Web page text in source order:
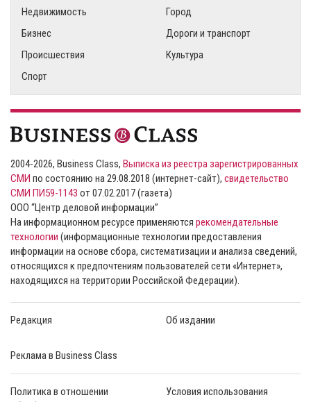
Недвижимость
Город
Бизнес
Дороги и транспорт
Происшествия
Культура
Спорт
2004-2026, Business Class, Выписка из реестра зарегистрированных
СМИ по состоянию на 29.08.2018 (интернет-сайт), свидетельство
СМИ ПИ59-1143 от 07.02.2017 (газета)
ООО “Центр деловой информации”
На информационном ресурсе применяются рекомендательные
технологии (информационные технологии предоставления
информации на основе сбора, систематизации и анализа сведений,
относящихся к предпочтениям пользователей сети «Интернет»,
находящихся на территории Российской Федерации).
Редакция Об издании
Реклама в Business Class
Политика в отношении
Условия использования